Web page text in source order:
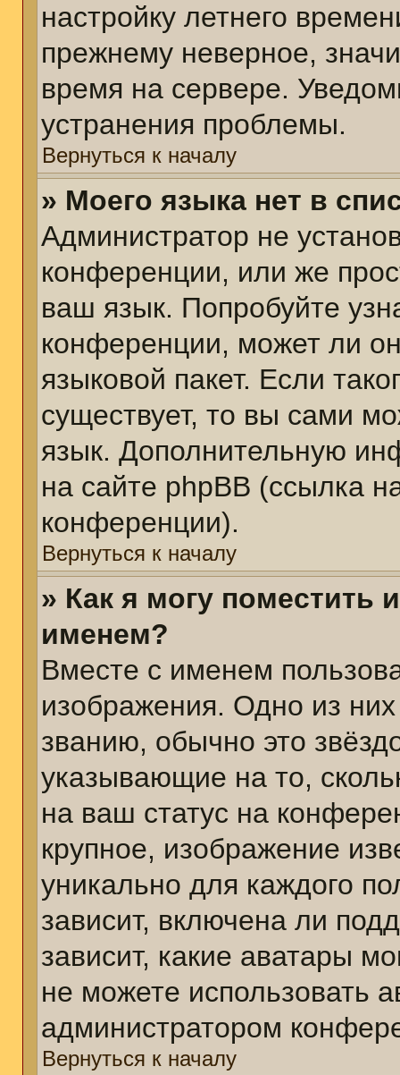
настройку летнего
прежнему неверное,
время на сервере.
устранения проблемы.
Вернуться к началу
» Моего языка нет в
Администратор не
конференции, или же
ваш язык. Попробуйте
конференции, может ли
языковой пакет. Если
существует, то вы сами
язык. Дополнительную
на сайте phpBB (ссылка
конференции).
Вернуться к началу
» Как я могу поместить
именем?
Вместе с именем
изображения. Одно из
званию, обычно это
указывающие на то,
на ваш статус на
крупное, изображение
уникально для каждого
зависит, включена ли
зависит, какие аватары
не можете использовать
администратором
Вернуться к началу